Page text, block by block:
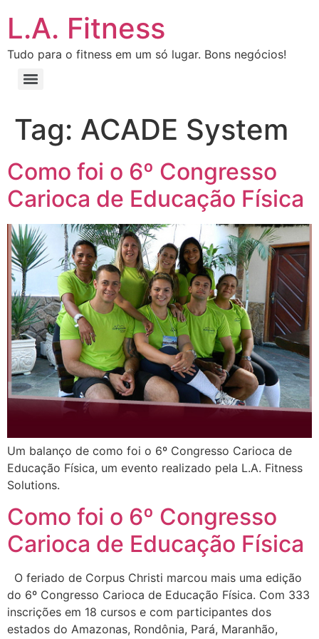
L.A. Fitness
Tudo para o fitness em um só lugar. Bons negócios!
Tag: ACADE System
Como foi o 6º Congresso
Carioca de Educação Física
Um balanço de como foi o 6º Congresso Carioca de
Educação Física, um evento realizado pela L.A. Fitness
Solutions.
Como foi o 6º Congresso
Carioca de Educação Física
O feriado de Corpus Christi marcou mais uma edição
do 6º Congresso Carioca de Educação Física. Com 333
inscrições em 18 cursos e com participantes dos
estados do Amazonas, Rondônia, Pará, Maranhão,